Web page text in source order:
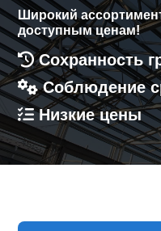
Широкий
доступным ценам!
Сохранность
Соблюдение
Низкие цены